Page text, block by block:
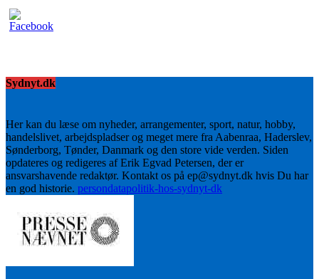
Sydnyt.dk
Her kan du læse om nyheder, arrangementer, sport, natur, hobby,
handelslivet, arbejdspladser og meget mere fra Aabenraa, Haderslev,
Sønderborg, Tønder, Danmark og den store vide verden. Siden
opdateres og redigeres af Erik Egvad Petersen, der er
ansvarshavende redaktør. Kontakt os på ep@sydnyt.dk hvis Du har
en god historie. persondatapolitik-hos-sydnyt-dk